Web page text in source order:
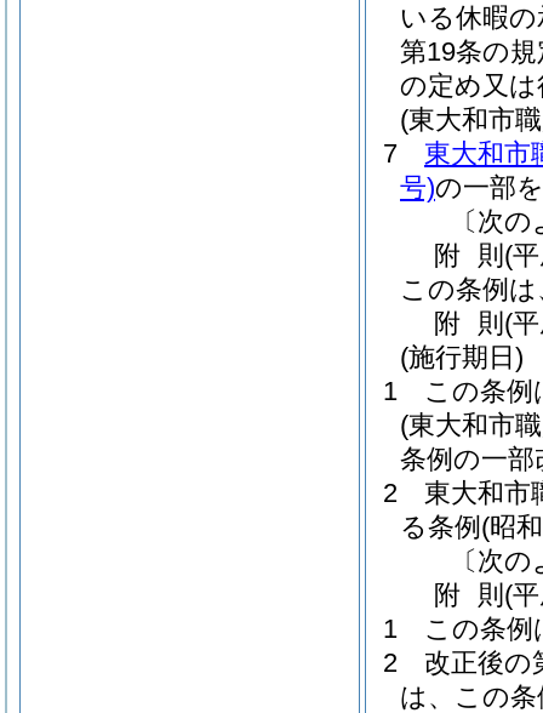
いる休暇
第19条の
の定め又
(東大和市
7
東大和市
号)の一部
〔次
附 則 (
この条例
附 則 (
(施行期日)
1
この条例
(東大和市
条例の一部
2
東大和市
る条例 (昭
〔次
附 則 (
1
この条例
2
改正後の
は、この